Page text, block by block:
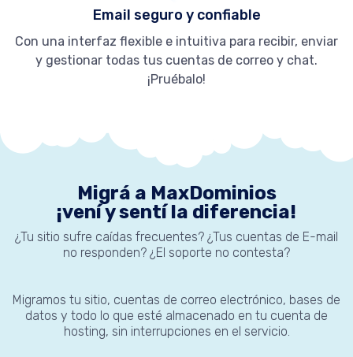
Email seguro y confiable
Con una interfaz flexible e intuitiva para recibir, enviar
y gestionar todas tus cuentas de correo y chat.
¡Pruébalo!
Migrá a MaxDominios
¡vení y sentí la diferencia!
¿Tu sitio sufre caídas frecuentes? ¿Tus cuentas de E-mail
no responden? ¿El soporte no contesta?
Migramos tu sitio, cuentas de correo electrónico, bases de
datos y todo lo que esté almacenado en tu cuenta de
hosting, sin interrupciones en el servicio.